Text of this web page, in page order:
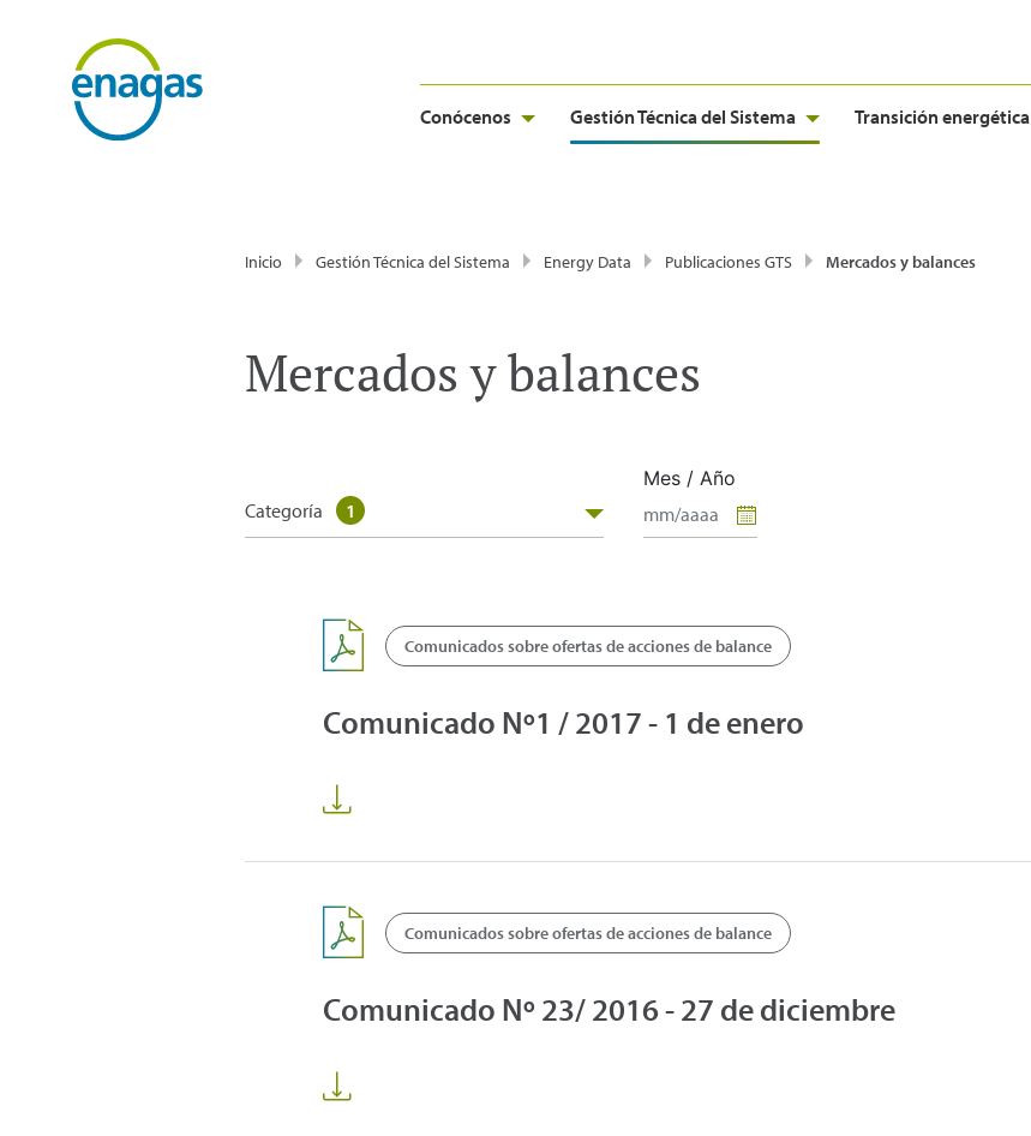
Conócenos Gestión Técnica del Sistema Transición energética
Inicio Gestión Técnica del Sistema Energy Data Publicaciones GTS Mercados y balances
Mercados y balances
Categoría 1
Mes / Año
Comunicados sobre ofertas de acciones de balance
Comunicado Nº1 / 2017 - 1 de enero
Comunicados sobre ofertas de acciones de balance
Comunicado Nº 23/ 2016 - 27 de diciembre